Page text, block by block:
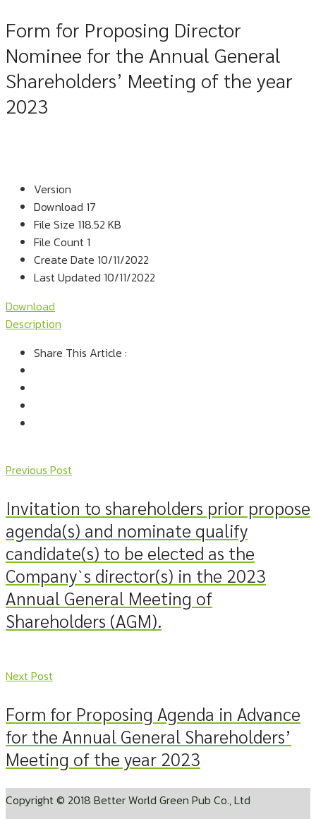
Form for Proposing Director
Nominee for the Annual General
Shareholders’ Meeting of the year
2023
Version
Download 17
File Size 118.52 KB
File Count 1
Create Date 10/11/2022
Last Updated 10/11/2022
Download
Description
Share This Article :
Previous Post
Invitation to shareholders prior propose
agenda(s) and nominate qualify
candidate(s) to be elected as the
Company`s director(s) in the 2023
Annual General Meeting of
Shareholders (AGM).
Next Post
Form for Proposing Agenda in Advance
for the Annual General Shareholders’
Meeting of the year 2023
Copyright © 2018 Better World Green Pub Co., Ltd